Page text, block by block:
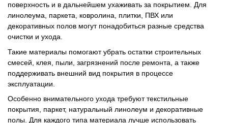
поверхность и в дальнейшем ухаживать за покрытием. Для
линолеума, паркета, ковролина, плитки, ПВХ или
декоративных полов могут понадобиться разные средства
очистки и ухода.
Такие материалы помогают убрать остатки строительных
смесей, клея, пыли, загрязнений после ремонта, а также
поддерживать внешний вид покрытия в процессе
эксплуатации.
Особенно внимательного ухода требуют текстильные
покрытия, паркет, натуральный линолеум и декоративные
полы. Для каждого типа материала лучше использовать